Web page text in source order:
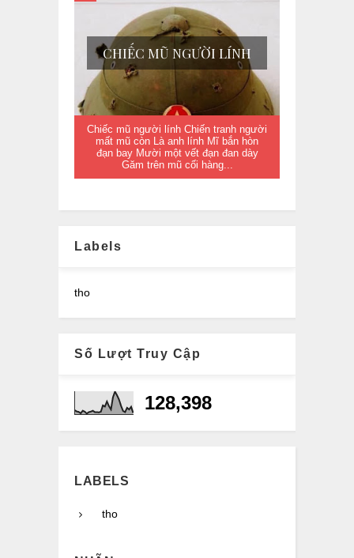
CHIẾC MŨ NGƯỜI LÍNH
Chiếc mũ người lính Chiến tranh người
mất mũ còn Là anh lính Mĩ bắn hòn
đạn bay Mười một vết đạn đan dày
Găm trên mũ cối hàng...
Labels
tho
Số Lượt Truy Cập
128,398
LABELS
tho